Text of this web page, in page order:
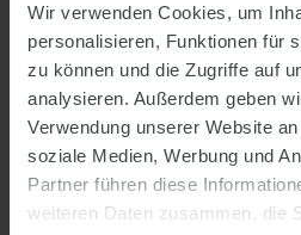
Wir verwenden Cookies, um
personalisieren, Funktionen für
zu können und die Zugriffe auf
analysieren. Außerdem geben
Verwendung unserer Website
soziale Medien, Werbung und
Partner führen diese
weiteren Daten zusammen, die
Über
MEHR ÜBER